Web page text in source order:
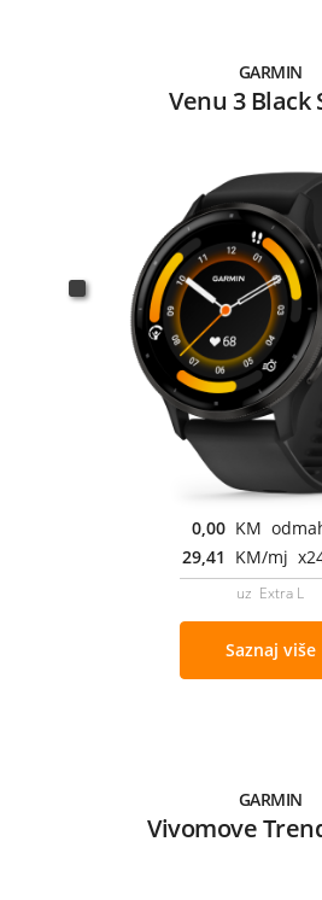
GARMIN
Venu 3 Black
0,00 KM
29,41 KM/mj
uz Extra L
Saznaj više
GARMIN
Vivomove